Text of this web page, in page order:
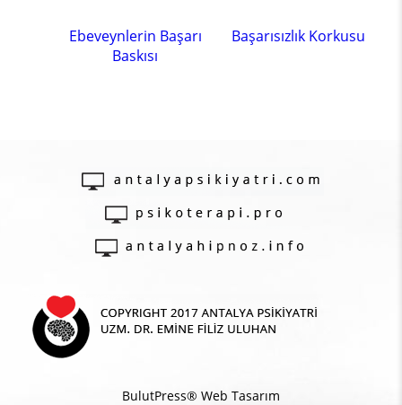
Ebeveynlerin Başarı
Baskısı
Başarısızlık Korkusu
BulutPress® Web Tasarım